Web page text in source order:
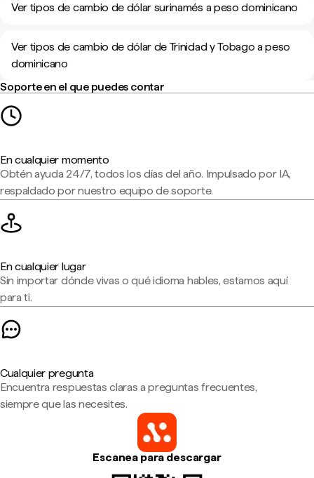
Ver tipos de cambio de dólar surinamés a peso dominicano
Ver tipos de cambio de dólar de Trinidad y Tobago a peso
dominicano
Soporte en el que puedes contar
En cualquier momento
Obtén ayuda 24/7, todos los días del año. Impulsado por IA,
respaldado por nuestro equipo de soporte.
En cualquier lugar
Sin importar dónde vivas o qué idioma hables, estamos aquí
para ti.
Cualquier pregunta
Encuentra respuestas claras a preguntas frecuentes,
siempre que las necesites.
Escanea para descargar